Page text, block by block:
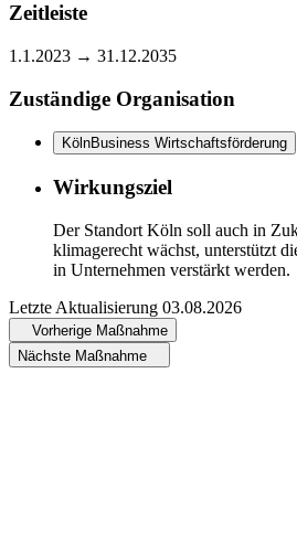
Zeitleiste
1.1.2023 → 31.12.2035
Zuständige Organisation
KölnBusiness Wirtschaftsförderung
Wirkungsziel
Der Standort Köln soll auch in
klimagerecht wächst, unterstützt
in Unternehmen verstärkt werden.
Letzte Aktualisierung 03.08.2026
Vorherige Maßnahme
Nächste Maßnahme